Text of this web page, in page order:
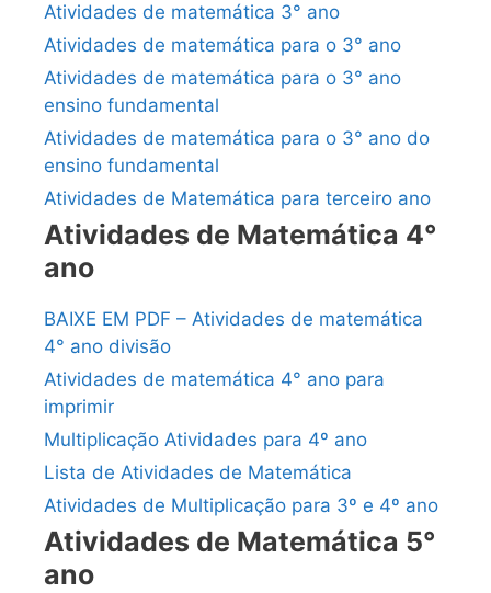
Atividades de matemática 3° ano
Atividades de matemática para o 3° ano
Atividades de matemática para o 3° ano
ensino fundamental
Atividades de matemática para o 3° ano do
ensino fundamental
Atividades de Matemática para terceiro ano
Atividades de Matemática 4°
ano
BAIXE EM PDF – Atividades de matemática
4° ano divisão
Atividades de matemática 4° ano para
imprimir
Multiplicação Atividades para 4º ano
Lista de Atividades de Matemática
Atividades de Multiplicação para 3º e 4º ano
Atividades de Matemática 5°
ano